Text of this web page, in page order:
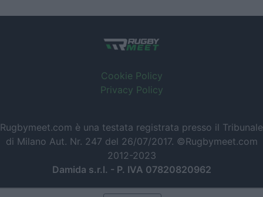
Cookie Policy
Privacy Policy
Rugbymeet.com è una testata registrata presso il Tribunale
di Milano Aut. Nr. 247 del 26/07/2017. ©Rugbymeet.com
2012-2023
Damida s.r.l. - P. IVA 07820820962